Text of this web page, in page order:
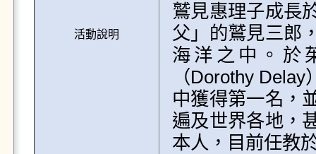
活動說明
鷲見惠理子成長
父」的鷲見三郎
海洋之中。於
（Dorothy
中獲得第一名，
遍及世界各地，
本人，目前任教